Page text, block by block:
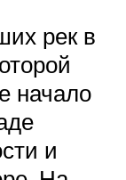
рек в
начало
и